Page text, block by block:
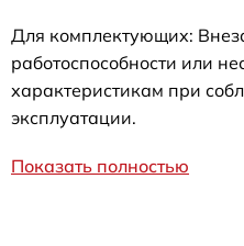
Для комплектующих:
работоспособности или
характеристикам при
эксплуатации.
Показать полностью